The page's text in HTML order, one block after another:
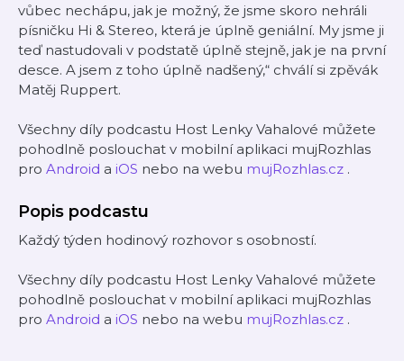
vůbec nechápu, jak je možný, že jsme skoro nehráli
písničku Hi & Stereo, která je úplně geniální. My jsme ji
teď nastudovali v podstatě úplně stejně, jak je na první
desce. A jsem z toho úplně nadšený,“ chválí si zpěvák
Matěj Ruppert.
Všechny díly podcastu Host Lenky Vahalové můžete
pohodlně poslouchat v mobilní aplikaci mujRozhlas
pro Android a iOS nebo na webu mujRozhlas.cz .
Popis podcastu
Každý týden hodinový rozhovor s osobností.
Všechny díly podcastu Host Lenky Vahalové můžete
pohodlně poslouchat v mobilní aplikaci mujRozhlas
pro Android a iOS nebo na webu mujRozhlas.cz .